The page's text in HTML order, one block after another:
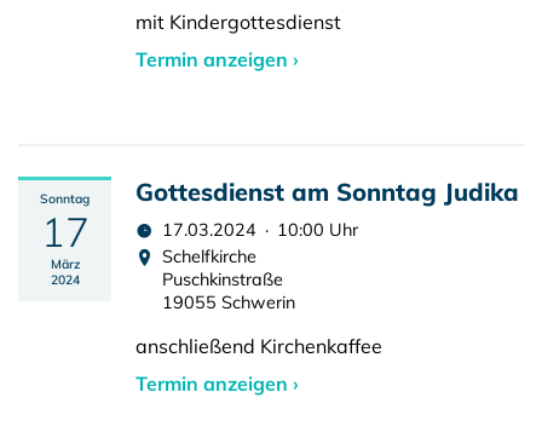
mit Kindergottesdienst
Termin anzeigen ›
Sonntag
17
März
2024
Gottesdienst am Sonntag Judika
17.03.2024 · 10:00 Uhr
Schelfkirche
Puschkinstraße
19055 Schwerin
anschließend Kirchenkaffee
Termin anzeigen ›